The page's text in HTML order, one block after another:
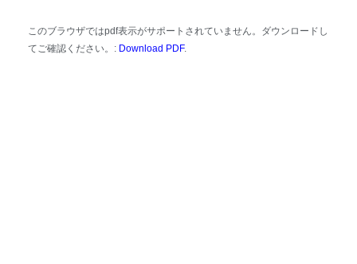
このブラウザではpdf表示がサポートされていません。ダウンロードし
てご確認ください。: Download PDF.